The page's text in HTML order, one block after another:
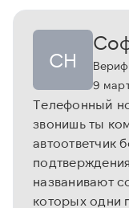
СН
9
Телефонный
звонишь ты
автоответчик
названивают
которых одни